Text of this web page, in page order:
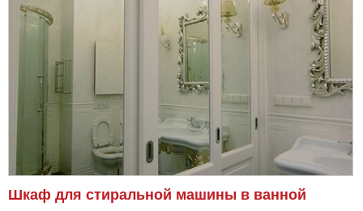
Шкаф для стиральной машины в ванной